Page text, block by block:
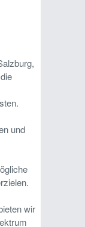
und
wir